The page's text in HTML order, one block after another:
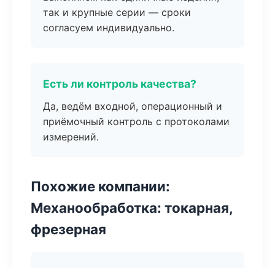
так и крупные серии — сроки
согласуем индивидуально.
Есть ли контроль качества?
Да, ведём входной, операционный и
приёмочный контроль с протоколами
измерений.
Похожие компании:
Механообработка: токарная,
фрезерная